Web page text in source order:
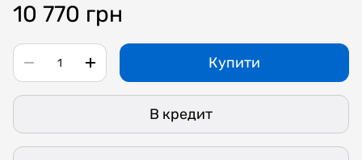
10 770 грн
Купити
В кредит